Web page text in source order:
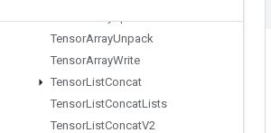
TensorArrayUnpack
TensorArrayWrite
TensorListConcat
TensorListConcatLists
TensorListConcatV2